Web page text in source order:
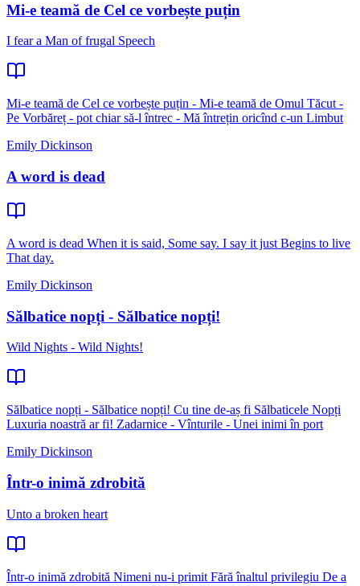
Mi-e teamă de Cel ce vorbește puțin
I fear a Man of frugal Speech
Mi-e teamă de Cel ce vorbește puțin - Mi-e teamă de Omul Tăcut -
Pe Vorbăreț - pot chiar să-l întrec - Mă întrețin oricînd c-un Limbut
Emily Dickinson
A word is dead
A word is dead When it is said, Some say. I say it just Begins to live
That day.
Emily Dickinson
Sălbatice nopți - Sălbatice nopți!
Wild Nights - Wild Nights!
Sălbatice nopți - Sălbatice nopți! Cu tine de-aș fi Sălbaticele Nopți
Luxuria noastră ar fi! Zadarnice - Vînturile - Unei inimi în port
Emily Dickinson
Într-o inimă zdrobită
Unto a broken heart
Într-o inimă zdrobită Nimeni nu-i primit Fără înaltul privilegiu De a